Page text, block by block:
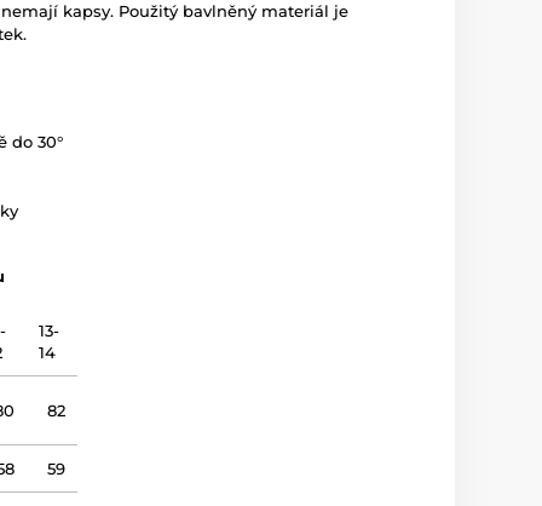
kapsy. Použitý bavlněný materiál je
do 30°
13-
14
82
59